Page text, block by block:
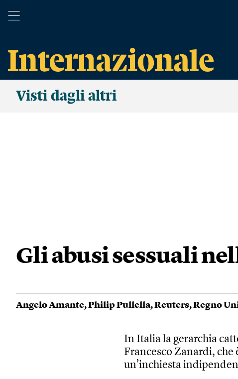
Visti dagli altri
Gli abusi sessuali
Angelo Amante,Philip Pullella,Reuters,Regno
In Italia la gerarchia
Francesco Zanardi,
un’inchiesta